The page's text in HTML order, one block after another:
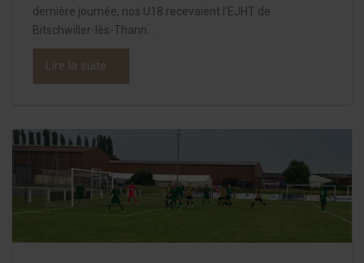
dernière journée, nos U18 recevaient l’EJHT de
Bitschwiller-lès-Thann...
Lire la suite ...